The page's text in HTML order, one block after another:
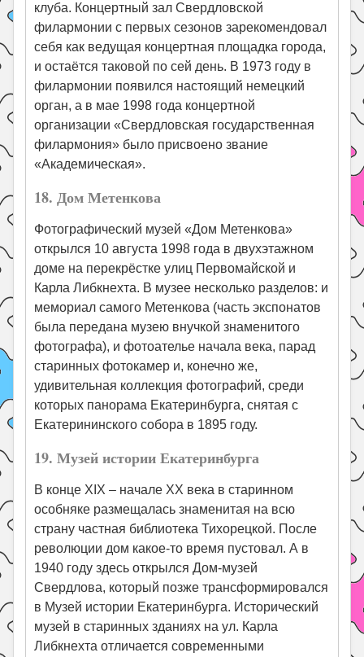
клуба. Концертный зал Свердловской
филармонии с первых сезонов зарекомендовал
себя как ведущая концертная площадка города,
и остаётся таковой по сей день. В 1973 году в
филармонии появился настоящий немецкий
орган, а в мае 1998 года концертной
организации «Свердловская государственная
филармония» было присвоено звание
«Академическая».
18. Дом Метенкова
Фотографический музей «Дом Метенкова»
открылся 10 августа 1998 года в двухэтажном
доме на перекрёстке улиц Первомайской и
Карла Либкнехта. В музее несколько разделов: и
мемориал самого Метенкова (часть экспонатов
была передана музею внучкой знаменитого
фотографа), и фотоателье начала века, парад
старинных фотокамер и, конечно же,
удивительная коллекция фотографий, среди
которых панорама Екатеринбурга, снятая с
Екатерининского собора в 1895 году.
19. Музей истории Екатеринбурга
В конце XIX – начале XX века в старинном
особняке размещалась знаменитая на всю
страну частная библиотека Тихорецкой. После
революции дом какое-то время пустовал. А в
1940 году здесь открылся Дом-музей
Свердлова, который позже трансформировался
в Музей истории Екатеринбурга. Исторический
музей в старинных зданиях на ул. Карла
Либкнехта отличается современными